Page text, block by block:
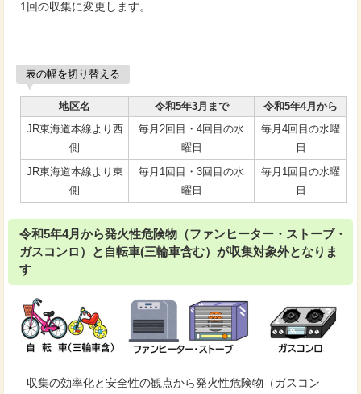
1回の収集に変更します。
表の幅を切り替える
地区名 令和5年3月まで
令和5年4月から
JR東海道本線より西
側
毎月2回目・4回目の水
曜日
毎月4回目の水曜
日
JR東海道本線より東
側
毎月1回目・3回目の水
曜日
毎月1回目の水曜
日
令和5年4月から発火性危険物（ファンヒーター・ストーブ・
ガスコンロ）と自転車(三輪車含む）が収集対象外となりま
す
収集の効率化と安全性の観点から発火性危険物（ガスコン